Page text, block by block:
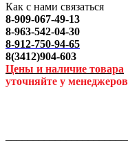
Как с нами связаться
8-909-067-49-13
8-963-542-04-30
8-912-750-94-65
8(3412)904-603
Цены и наличие товара
уточняйте у менеджеров